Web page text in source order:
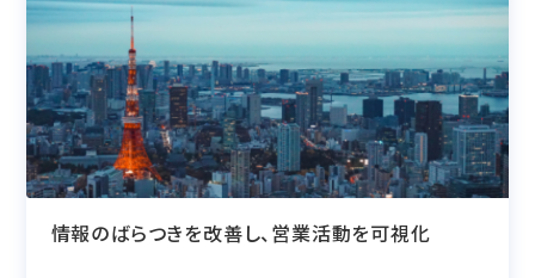
情報のばらつきを改善し、営業活動を可視化